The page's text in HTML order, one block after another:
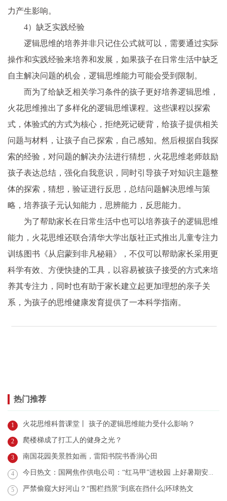
力产生影响。
4）缺乏实践经验
逻辑思维的培养并非只记住公式就可以，需要通过实际
操作和实践经验来培养和发展，如果孩子在日常生活中缺乏
自主解决问题的机会，逻辑思维能力可能会受到限制。
而为了给缺乏相关学习条件的孩子更好培养逻辑思维，
火花思维推出了多样化的逻辑思维课程。这些课程以探索
式，体验式的方式为核心，拒绝死记硬背，给孩子提供相关
问题与材料，让孩子自己探索，自己感知。然后根据自我探
索的经验，对问题的解决办法进行猜想，火花思维老师鼓励
孩子表达总结，强化自我意识，同时引导孩子对知识主题整
体的探索，猜想，验证进行反思，总结问题解决思维与策
略，培养孩子元认知能力，思辨能力，反思能力。
为了帮助家长在日常生活中也可以培养孩子的逻辑思维
能力，火花思维还联合清华大学出版社正式推出儿童专注力
训练图书《从启蒙到非凡秘籍》，不仅可以帮助家长采用更
科学有效、方便快捷的工具，以容易被孩子接受的方式来培
养其专注力，同时也有助于家长建立起更加理想的亲子关
系，为孩子的思维健康发育提供了一本科学指南。
热门推荐
1 火花思维科普课堂丨 孩子的逻辑思维能力受什么影响？
2 爬楼梯成了打工人的健身之光？
3 南国花园美景胜如画，雷阳书院书香润心田
4 今日热文：国网焦作供电公司：“红马甲”进校园 上好暑期安全第一课
5 严禁偷窥大好河山？“围栏挡景”到底在挡什么|环球热文